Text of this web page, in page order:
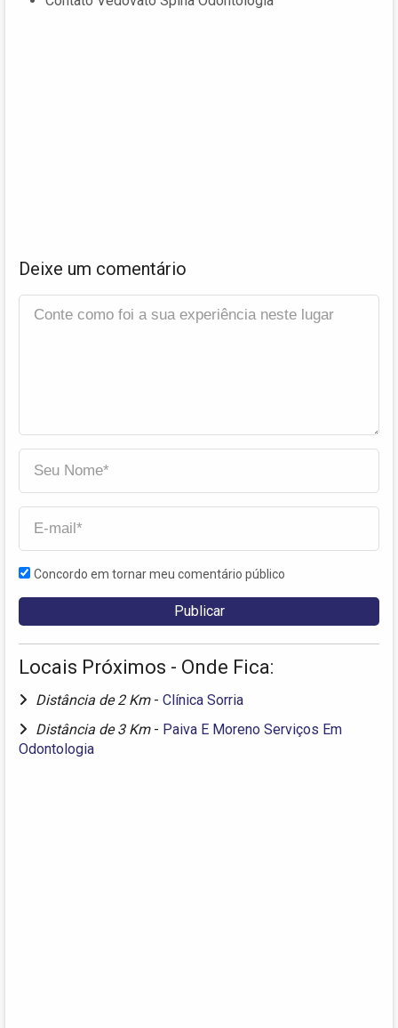
Deixe um comentário
Concordo em tornar meu comentário público
Locais Próximos - Onde Fica:
Distância de 2 Km - Clínica Sorria
Distância de 3 Km - Paiva E Moreno Serviços Em
Odontologia